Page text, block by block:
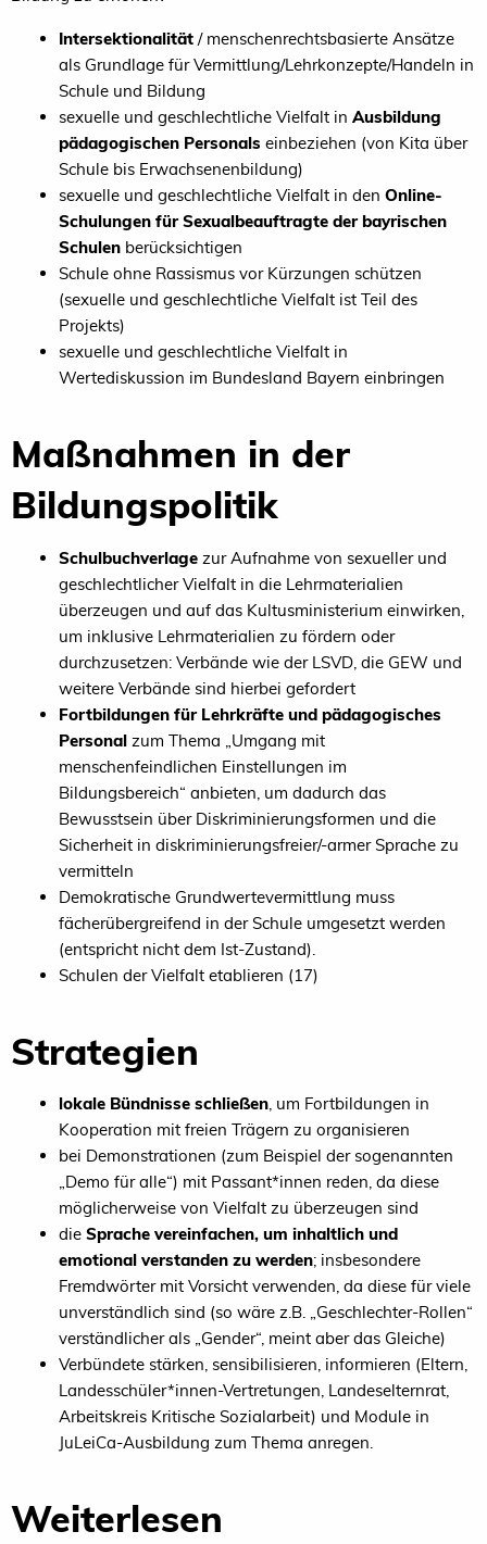
Intersektionalität / menschenrechtsbasierte Ansätze
als Grundlage für Vermittlung/Lehrkonzepte/Handeln in
Schule und Bildung
sexuelle und geschlechtliche Vielfalt in Ausbildung
pädagogischen Personals einbeziehen (von Kita über
Schule bis Erwachsenenbildung)
sexuelle und geschlechtliche Vielfalt in den Online-
Schulungen für Sexualbeauftragte der bayrischen
Schulen berücksichtigen
Schule ohne Rassismus vor Kürzungen schützen
(sexuelle und geschlechtliche Vielfalt ist Teil des
Projekts)
sexuelle und geschlechtliche Vielfalt in
Wertediskussion im Bundesland Bayern einbringen
Maßnahmen in der
Bildungspolitik
Schulbuchverlage zur Aufnahme von sexueller und
geschlechtlicher Vielfalt in die Lehrmaterialien
überzeugen und auf das Kultusministerium einwirken,
um inklusive Lehrmaterialien zu fördern oder
durchzusetzen: Verbände wie der LSVD, die GEW und
weitere Verbände sind hierbei gefordert
Fortbildungen für Lehrkräfte und pädagogisches
Personal zum Thema „Umgang mit
menschenfeindlichen Einstellungen im
Bildungsbereich“ anbieten, um dadurch das
Bewusstsein über Diskriminierungsformen und die
Sicherheit in diskriminierungsfreier/-armer Sprache zu
vermitteln
Demokratische Grundwertevermittlung muss
fächerübergreifend in der Schule umgesetzt werden
(entspricht nicht dem Ist-Zustand).
Schulen der Vielfalt etablieren (17)
Strategien
lokale Bündnisse schließen, um Fortbildungen in
Kooperation mit freien Trägern zu organisieren
bei Demonstrationen (zum Beispiel der sogenannten
„Demo für alle“) mit Passant*innen reden, da diese
möglicherweise von Vielfalt zu überzeugen sind
die Sprache vereinfachen, um inhaltlich und
emotional verstanden zu werden; insbesondere
Fremdwörter mit Vorsicht verwenden, da diese für viele
unverständlich sind (so wäre z.B. „Geschlechter-Rollen“
verständlicher als „Gender“, meint aber das Gleiche)
Verbündete stärken, sensibilisieren, informieren (Eltern,
Landesschüler*innen-Vertretungen, Landeselternrat,
Arbeitskreis Kritische Sozialarbeit) und Module in
JuLeiCa-Ausbildung zum Thema anregen.
Weiterlesen